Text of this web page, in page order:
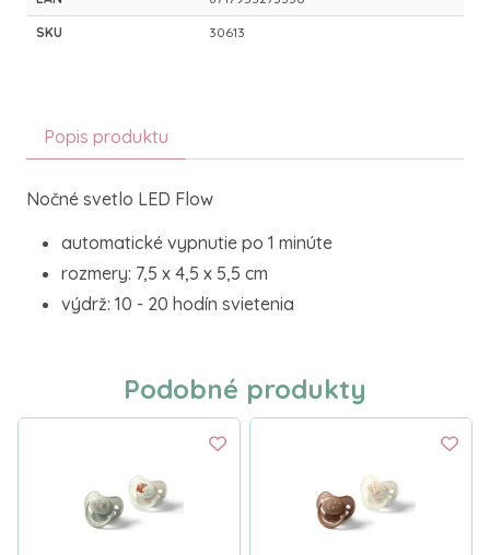
SKU 30613
Popis produktu
Nočné svetlo LED Flow
automatické vypnutie po 1 minúte
rozmery: 7,5 x 4,5 x 5,5 cm
výdrž: 10 - 20 hodín svietenia
Podobné produkty